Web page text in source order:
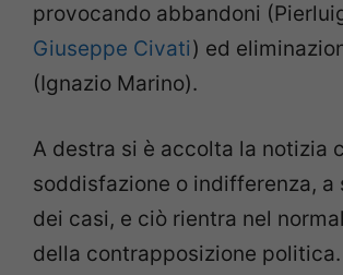
provocando abbandoni
Giuseppe Civati) ed
(Ignazio Marino).
A destra si è accolta la notizia
soddisfazione o indifferenza, a
dei casi, e ciò rientra nel
della contrapposizione politica.